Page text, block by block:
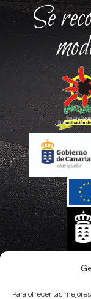
Para ofrecer las
Se
La gestión de la DOP